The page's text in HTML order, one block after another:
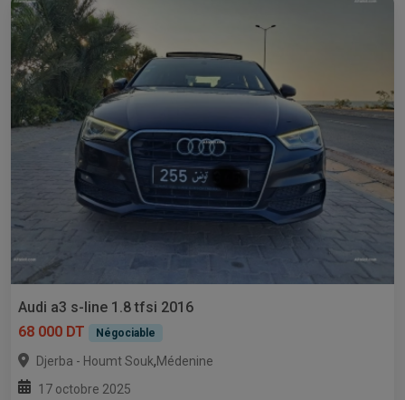
Audi a3 s-line 1.8 tfsi 2016
68 000 DT
Négociable
Djerba - Houmt Souk,Médenine
17 octobre 2025